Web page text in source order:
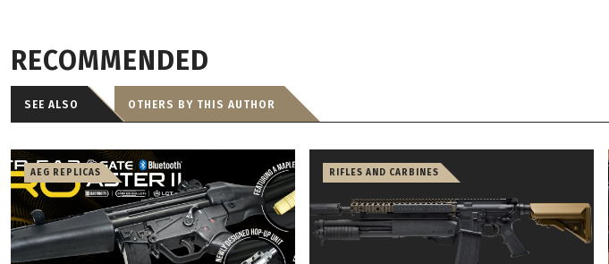
RECOMMENDED
SEE ALSO OTHERS BY THIS AUTHOR
AEG REPLICAS RIFLES AND CARBINES